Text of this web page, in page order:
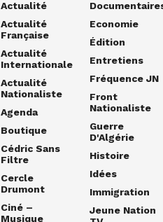
Actualité
Actualité
Française
Actualité
Internationale
Actualité
Nationaliste
Agenda
Boutique
Cédric Sans
Filtre
Cercle
Drumont
Ciné –
Musique
Economie
Édition
Entretiens
Fréquence JN
Front
Nationaliste
Guerre
D'Algérie
Histoire
Idées
Immigration
Jeune Nation